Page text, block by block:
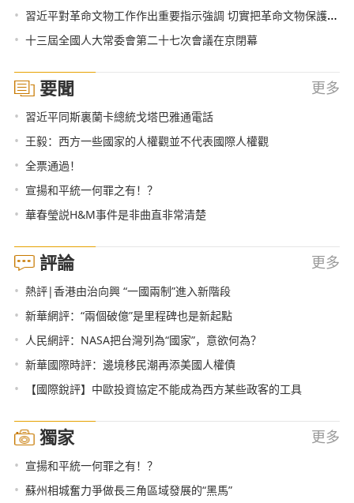
• 習近平對革命文物工作作出重要指示強調 切實把革命文物保護好管理好運用好 激發廣大幹部群眾的精神力量
• 十三屆全國人大常委會第二十七次會議在京閉幕
要聞 更多
• 習近平同斯裏蘭卡總統戈塔巴雅通電話
• 王毅：西方一些國家的人權觀並不代表國際人權觀
• 全票通過！
• 宣揚和平統一何罪之有！？
• 華春瑩説H&M事件是非曲直非常清楚
評論 更多
• 熱評|香港由治向興 “一國兩制”進入新階段
• 新華網評：“兩個破億”是里程碑也是新起點
• 人民網評：NASA把台灣列為“國家”，意欲何為？
• 新華國際時評：邊境移民潮再添美國人權債
• 【國際銳評】中歐投資協定不能成為西方某些政客的工具
獨家 更多
• 宣揚和平統一何罪之有！？
• 蘇州相城奮力爭做長三角區域發展的“黑馬”